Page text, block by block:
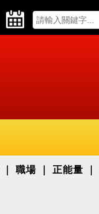
職場 正能量